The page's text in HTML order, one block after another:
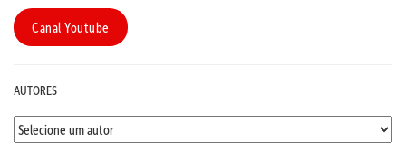
Canal Youtube
AUTORES